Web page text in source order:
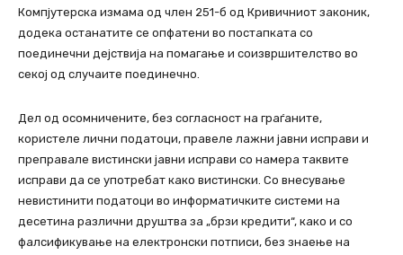
Компјутерска измама од член 251-б од Кривичниот законик,
додека останатите се опфатени во постапката со
поединечни дејствија на помагање и соизвршителство во
секој од случаите поединечно.
Дел од осомничените, без согласност на граѓаните,
користеле лични податоци, правеле лажни јавни исправи и
преправале вистински јавни исправи со намера таквите
исправи да се употребат како вистински. Со внесување
невистинити податоци во информатичките системи на
десетина различни друштва за „брзи кредити“, како и со
фалсификување на електронски потписи, без знаење на